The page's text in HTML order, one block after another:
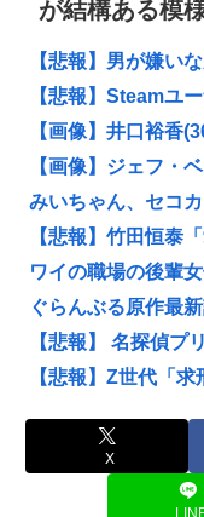
が結構ある模
【悲報】男が嫌い
【悲報】Steamユ
【画像】井口裕香
【画像】ジェフ・
みいちゃん、セコ
【悲報】竹田恒泰
ワイの職場の後輩
ぐらんぶる原作最
【悲報】 名探偵プ
【悲報】Z世代「
X